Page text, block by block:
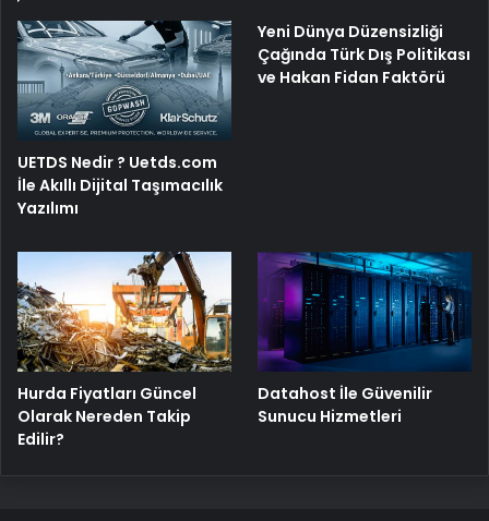
UETDS Nedir ? Uetds.com
İle Akıllı Dijital Taşımacılık
Yazılımı
Yeni Dünya Düzensizliği
Çağında Türk Dış Politikası
ve Hakan Fidan Faktörü
Hurda Fiyatları Güncel
Olarak Nereden Takip
Edilir?
Datahost İle Güvenilir
Sunucu Hizmetleri